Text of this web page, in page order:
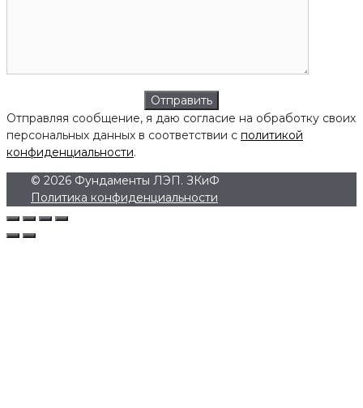
Отправляя сообщение, я даю согласие на обработку своих
персональных данных в соответствии с политикой
конфиденциальности.
© 2026 Фундаменты ЛЭП. ЗКиФ
Политика конфиденциальности